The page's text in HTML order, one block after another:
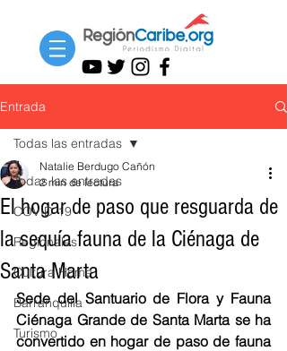
Entrada
Todas las entradas
COVID-19
Regionales
Cultura Home
Barranquilla
Turismo
Todas las entradas
El hogar de paso que resguarda de
la sequía fauna de la Ciénaga de
Santa Marta
Natalie Berdugo Cañón
2 min de lectura
Sede del Santuario de Flora y Fauna
Ciénaga Grande de Santa Marta se ha
convertido en hogar de paso de fauna